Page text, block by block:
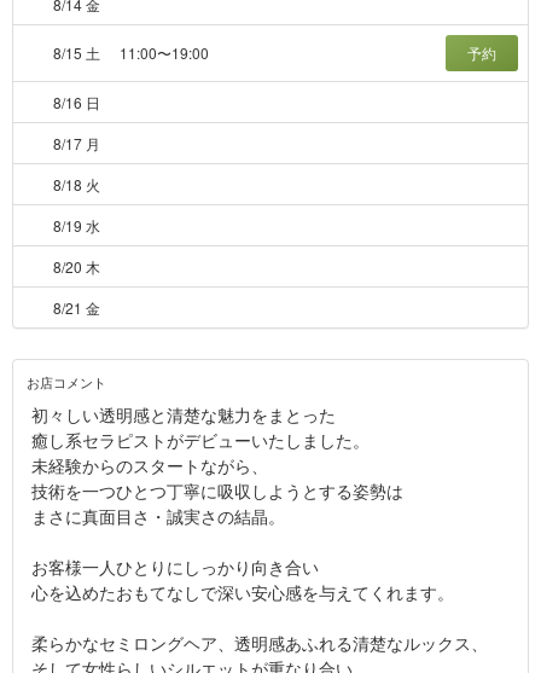
8/14 金
8/15 土 11:00〜19:00 予約
8/16 日
8/17 月
8/18 火
8/19 水
8/20 木
8/21 金
お店コメント
初々しい透明感と清楚な魅力をまとった
癒し系セラピストがデビューいたしました。
未経験からのスタートながら、
技術を一つひとつ丁寧に吸収しようとする姿勢は
まさに真面目さ・誠実さの結晶。
お客様一人ひとりにしっかり向き合い
心を込めたおもてなしで深い安心感を与えてくれます。
柔らかなセミロングヘア、透明感あふれる清楚なルックス、